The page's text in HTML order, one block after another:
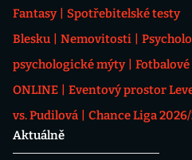
Fantasy
Spotřebitelské testy
Blesku
Nemovitosti
psychologické mýty
ONLINE
Eventový prostor
vs. Pudilová
Chance Liga
Aktuálně